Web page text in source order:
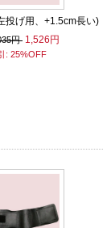
投げ用、+1.5cm長い)
円 1,526円
: 25%OFF